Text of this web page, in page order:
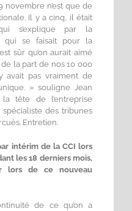
n’est que de
Il y a cinq, il était
s’explique par la
qui se faisait pour la
sûr qu’on aurait aimé
la part de nos 10 000
avait pas vraiment de
» souligne Jean
tête de l’entreprise
des tribunes
Entretien.
intérim de la CCI lors
les 18 derniers mois,
lors de ce nouveau
de ce qu’on a